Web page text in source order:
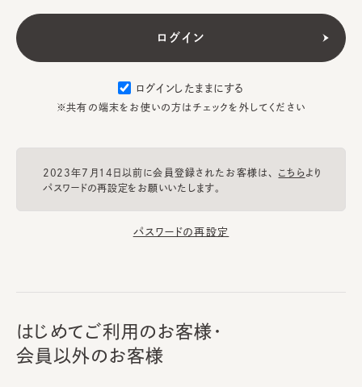
ログインしたままにする
※共有の端末をお使いの方はチェックを外してください
2023年7月14日以前に会員登録されたお客様は、 こちらより
パスワードの再設定をお願いいたします。
パスワードの再設定
はじめてご利用のお客様・
会員以外のお客様